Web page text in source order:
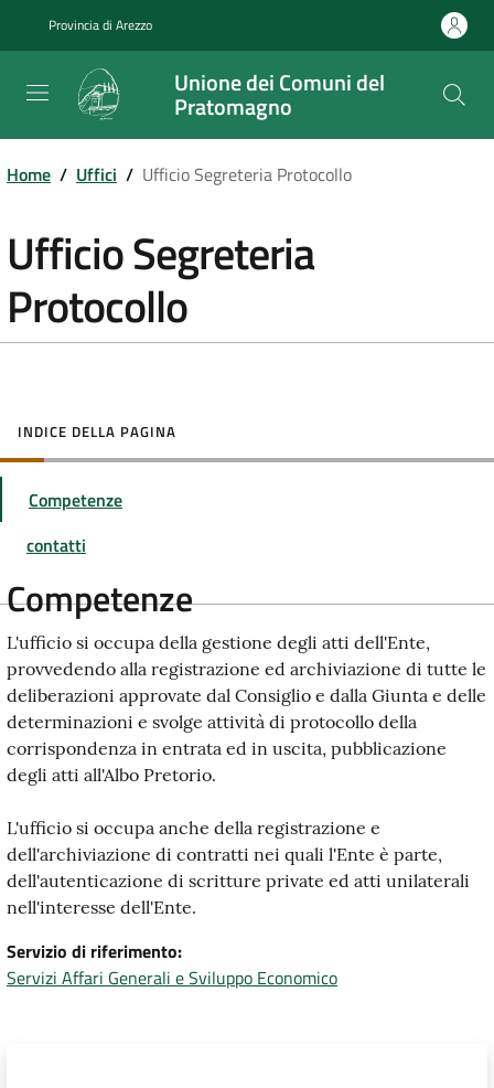
principale
Provincia di Arezzo
Unione dei Comuni del
Pratomagno
Home / Uffici / Ufficio Segreteria Protocollo
Ufficio Segreteria
Protocollo
INDICE DELLA PAGINA
Competenze
contatti
Competenze
L'ufficio si occupa della gestione degli atti dell'Ente,
provvedendo alla registrazione ed archiviazione di tutte le
deliberazioni approvate dal Consiglio e dalla Giunta e delle
determinazioni e svolge attività di protocollo della
corrispondenza in entrata ed in uscita, pubblicazione
degli atti all'Albo Pretorio.
L'ufficio si occupa anche della registrazione e
dell'archiviazione di contratti nei quali l'Ente è parte,
dell'autenticazione di scritture private ed atti unilaterali
nell'interesse dell'Ente.
Servizio di riferimento
Servizi Affari Generali e Sviluppo Economico